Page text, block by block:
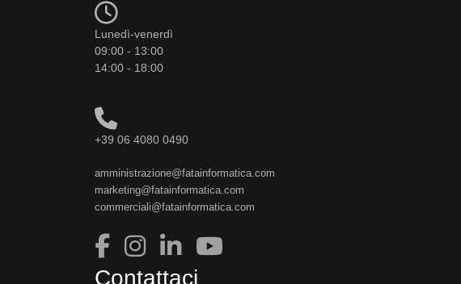
Lunedì-venerdì
09:00 - 13:00
14:00 - 18:00
+39 06 4080 0490
amministrazione@fatainformatica.com
marketing@fatainformatica.com
commerciali@fatainformatica.com
Contattaci